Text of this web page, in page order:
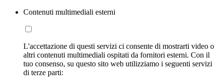
Contenuti multimediali esterni
L'accettazione di questi servizi ci consente di mostrarti video o
altri contenuti multimediali ospitati da fornitori esterni. Con il
tuo consenso, su questo sito web utilizziamo i seguenti servizi
di terze parti: